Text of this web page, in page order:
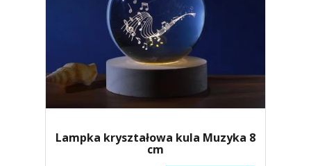
Lampka kryształowa kula Muzyka 8
cm